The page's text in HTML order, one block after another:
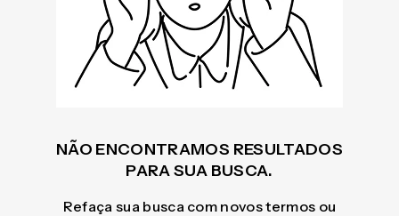
NÃO ENCONTRAMOS RESULTADOS
PARA SUA BUSCA.
Refaça sua busca com novos termos ou